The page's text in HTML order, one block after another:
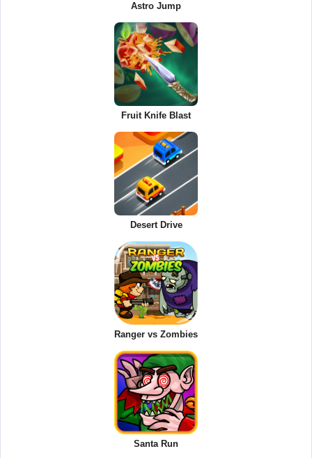
Astro Jump
Fruit Knife Blast
Desert Drive
Ranger vs Zombies
Santa Run